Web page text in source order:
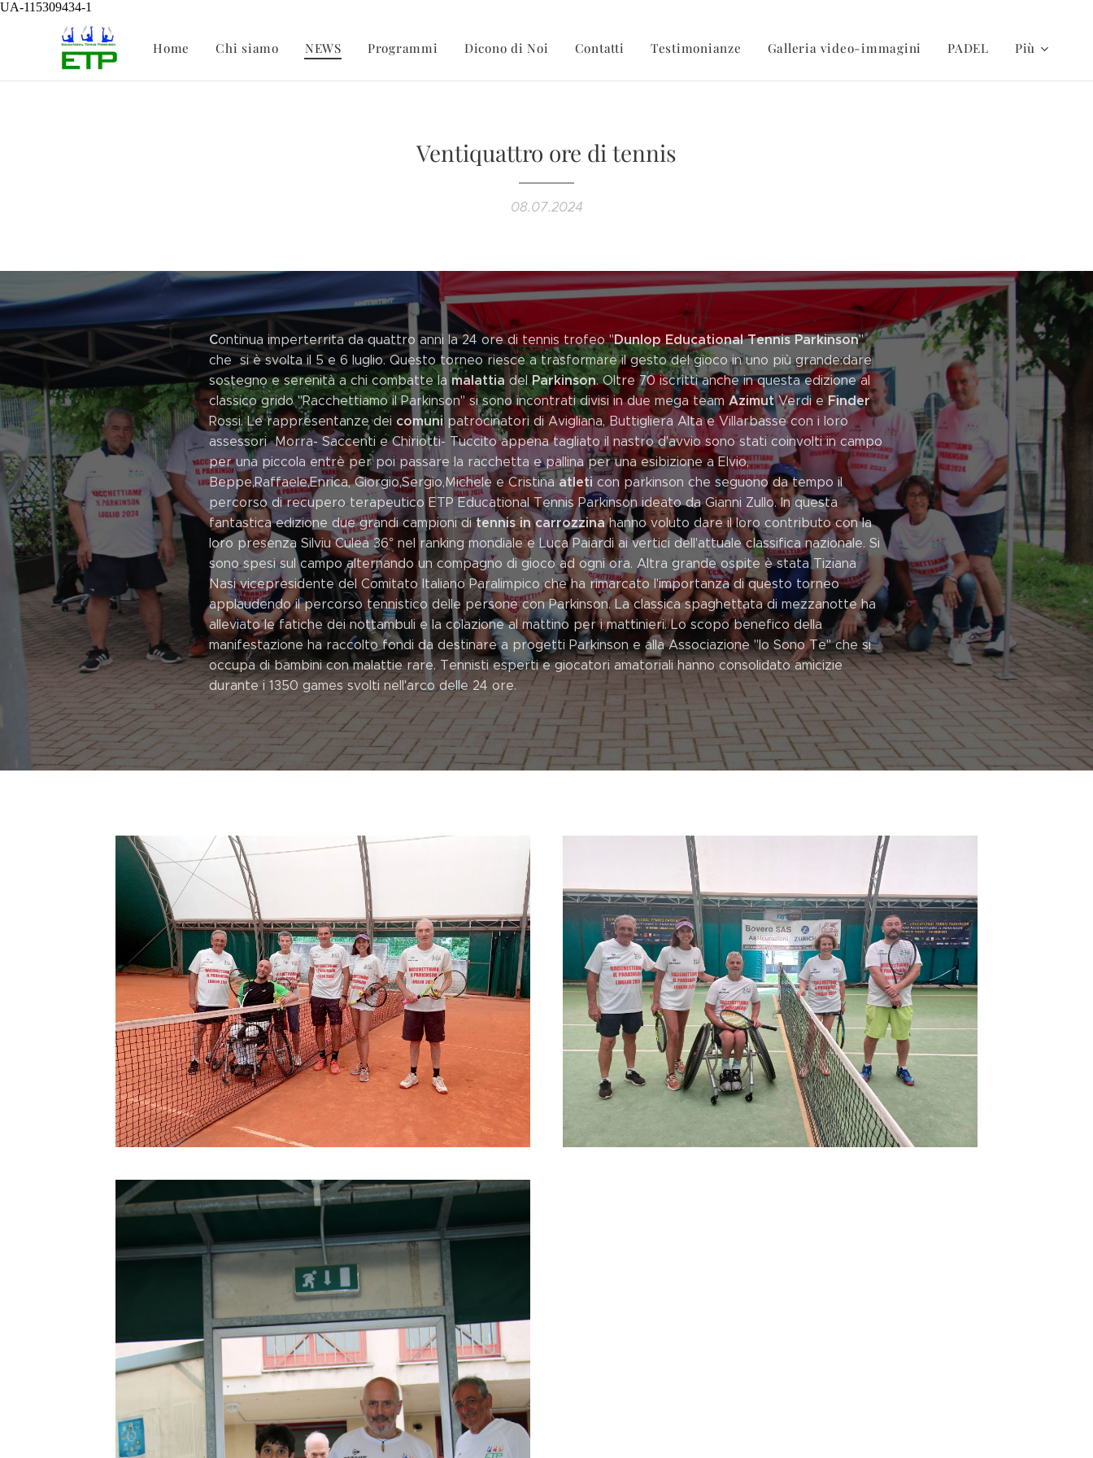
UA-115309434-1
Home Chi siamo NEWS Programmi Dicono di Noi Contatti Testimonianze Galleria video-immagini PADEL Più
Ventiquattro ore di tennis
08.07.2024
Continua imperterrita da quattro anni la 24 ore di tennis trofeo "Dunlop Educational Tennis Parkinson"
che si è svolta il 5 e 6 luglio. Questo torneo riesce a trasformare il gesto del gioco in uno più grande:dare
sostegno e serenità a chi combatte lamalattia delParkinson. Oltre 70 iscritti anche in questa edizione al
classico grido "Racchettiamo il Parkinson" si sono incontrati divisi in due mega teamAzimutVerdi e Finder
Rossi. Le rappresentanze dei comunipatrocinatori di Avigliana, Buttigliera Alta e Villarbasse con i loro
assessori Morra- Saccenti e Chiriotti- Tuccito appena tagliato il nastro d'avvio sono stati coinvolti in campo
per una piccola entrè per poi passare la racchetta e pallina per una esibizione a Elvio,
Beppe,Raffaele,Enrica, Giorgio,Sergio,Michele e Cristinaatleticon parkinson che seguono da tempo il
percorso di recupero terapeutico ETP Educational Tennis Parkinson ideato da Gianni Zullo. In questa
fantastica edizione due grandi campioni ditennis in carrozzinahanno voluto dare il loro contributo con la
loro presenza Silviu Culea 36° nel ranking mondiale e Luca Paiardi ai vertici dell'attuale classifica nazionale. Si
sono spesi sul campo alternando un compagno di gioco ad ogni ora. Altra grande ospite è stata Tiziana
Nasi vicepresidente del Comitato Italiano Paralimpico che ha rimarcato l'importanza di questo torneo
applaudendo il percorso tennistico delle persone con Parkinson. La classica spaghettata di mezzanotte ha
alleviato le fatiche dei nottambuli e la colazione al mattino per i mattinieri. Lo scopo benefico della
manifestazione ha raccolto fondi da destinare a progetti Parkinson e alla Associazione "Io Sono Te" che si
occupa di bambini con malattie rare. Tennisti esperti e giocatori amatoriali hanno consolidato amicizie
durante i 1350 games svolti nell'arco delle 24 ore.